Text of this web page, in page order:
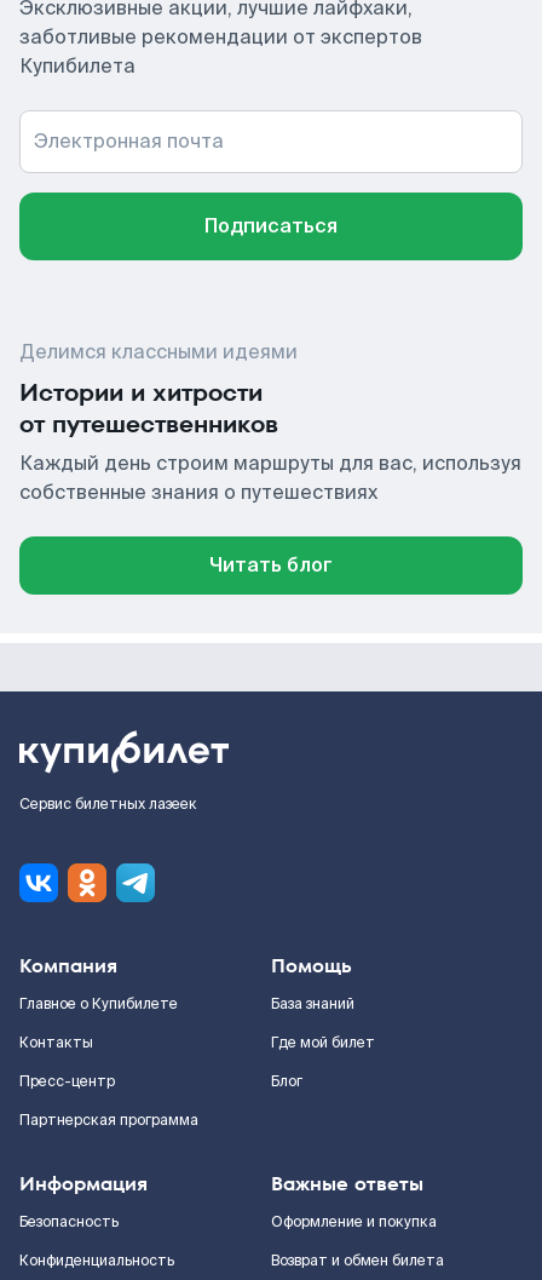
Эксклюзивные акции, лучшие лайфхаки,
заботливые рекомендации от экспертов
Купибилета
Электронная почта
Подписаться
Делимся классными идеями
Истории и хитрости
от путешественников
Каждый день строим маршруты для вас, используя
собственные знания о путешествиях
Читать блог
Сервис билетных лазеек
Компания
Главное о Купибилете
Контакты
Пресс-центр
Партнерская программа
Помощь
База знаний
Где мой билет
Блог
Информация
Безопасность
Конфиденциальность
Важные ответы
Оформление и покупка
Возврат и обмен билета